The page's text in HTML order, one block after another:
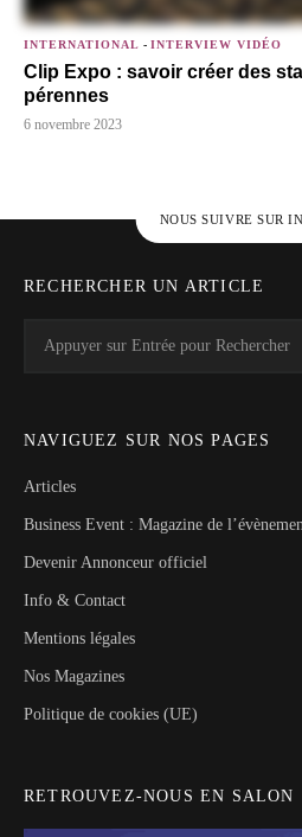
INTERNATIONAL - INTERVIEW VIDÉO
Clip Expo : savoir créer des
pérennes
6 novembre 2023
NOUS SUIVRE SUR
RECHERCHER UN ARTICLE
for:
NAVIGUEZ SUR NOS PAGES
Articles
Business Event : Magazine de
Devenir Annonceur officiel
Info & Contact
Mentions légales
Nos Magazines
Politique de cookies (UE)
RETROUVEZ-NOUS EN SALON